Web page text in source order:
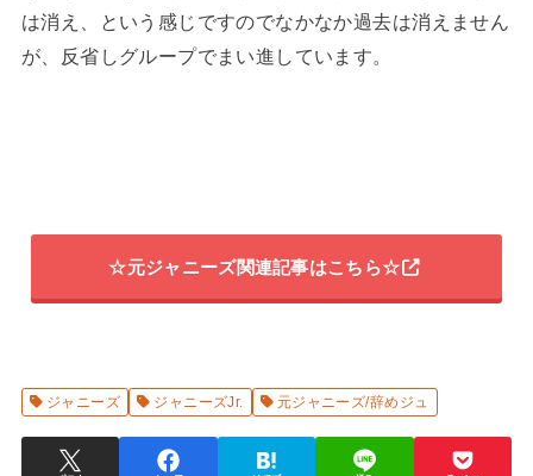
は消え、という感じですのでなかなか過去は消えません
が、反省しグループでまい進しています。
☆元ジャニーズ関連記事はこちら☆
ジャニーズ ジャニーズJr. 元ジャニーズ/辞めジュ